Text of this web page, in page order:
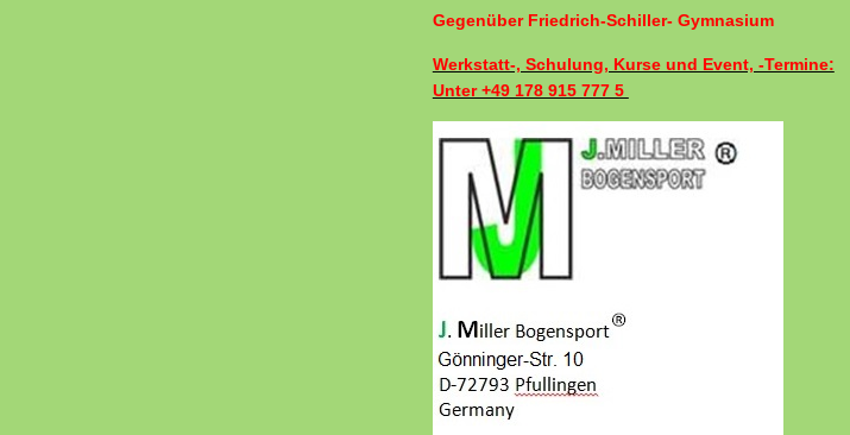
Gegenüber Friedrich-Schiller- Gymnasium
Werkstatt-, Schulung, Kurse und Event, -Termine:
Unter +49 178 915 777 5